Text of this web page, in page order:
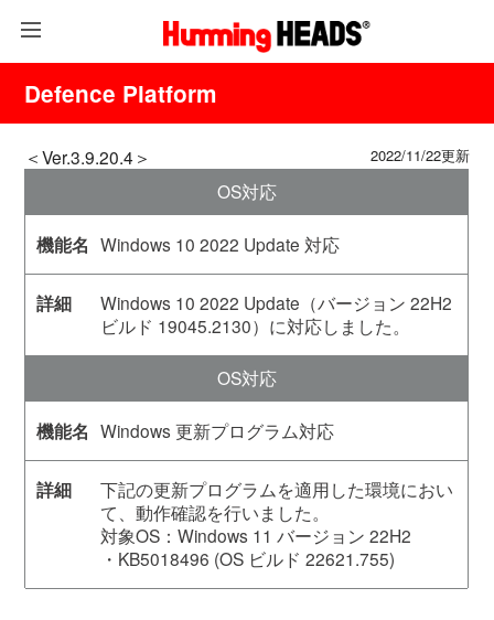
Defence Platform
＜Ver.3.9.20.4＞ 2022/11/22更新
OS対応
Windows 10 2022 Update 対応
Windows 10 2022 Update（バージョン 22H2
ビルド 19045.2130）に対応しました。
OS対応
Windows 更新プログラム対応
下記の更新プログラムを適用した環境におい
て、動作確認を行いました。
対象OS：Windows 11 バージョン 22H2
・KB5018496 (OS ビルド 22621.755)